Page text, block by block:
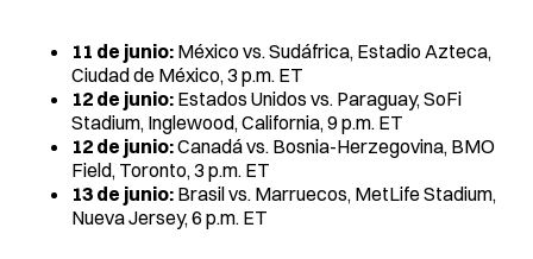
11 de junio: México vs. Sudáfrica, Estadio Azteca,
Ciudad de México, 3 p.m. ET
12 de junio: Estados Unidos vs. Paraguay, SoFi
Stadium, Inglewood, California, 9 p.m. ET
12 de junio:Canadá vs. Bosnia-Herzegovina, BMO
Field, Toronto, 3 p.m. ET
13 de junio: Brasil vs. Marruecos, MetLife Stadium,
Nueva Jersey, 6 p.m. ET